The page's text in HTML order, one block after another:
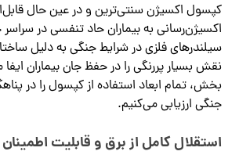
کپسول اکسیژن سنتی‌ترین و در عین حال
اکسیژن‌رسانی به بیماران حاد تنفسی در
سیلندرهای فلزی در شرایط جنگی به دلیل
نقش بسیار پررنگی را در حفظ جان بیماران
بخش، تمام ابعاد استفاده از کپسول را در
جنگی ارزیابی می‌کنیم.
استقلال کامل از برق و قابلیت اطمینان